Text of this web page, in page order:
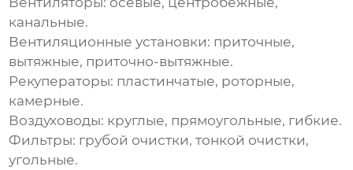
канальные.
Вентиляционные установки: приточные,
вытяжные, приточно-вытяжные.
Рекуператоры: пластинчатые, роторные,
камерные.
Воздуховоды: круглые, прямоугольные, гибкие.
Фильтры: грубой очистки, тонкой очистки,
угольные.